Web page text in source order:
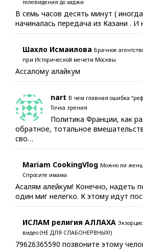
телевидения до хаджи
В семь часов десять минут (
начиналась передача из Казани . И
Шахло Исмаилова Брачное
при Исторической мечети Москвы
Ассалому алайкум
nart В чем главная ошибка
Точка зрения
Политика Франции, как
обратное, тотальное
сво…
Mariam CookingVlog Можно ли
Спросите имама
Асалям алейкум! Конечно, надеть
один миг нелегко. К этому идут
ИСЛАМ религия АЛЛАХА
видео (НЕ ДЛЯ СЛАБОНЕРВНЫХ!)
79626365590 позвоните этому